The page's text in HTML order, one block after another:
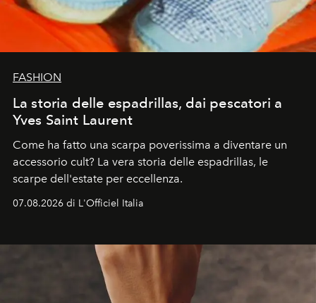
FASHION
La storia delle espadrillas, dai pescatori a
Yves Saint Laurent
Come ha fatto una scarpa poverissima a diventare un
accessorio cult? La vera storia delle espadrillas, le
scarpe dell'estate per eccellenza.
07.08.2026 di L'Officiel Italia